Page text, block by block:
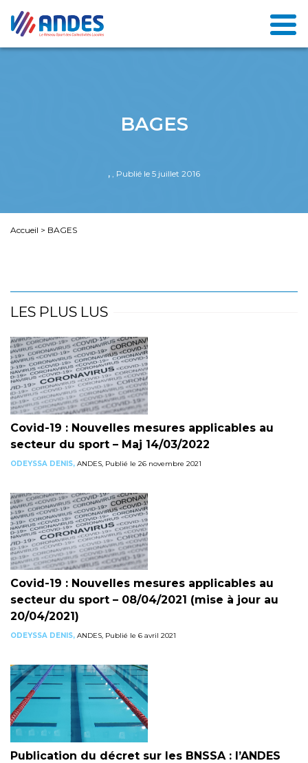
BAGES
, , Publié le 5 juillet 2016
Accueil > BAGES
LES PLUS LUS
Covid-19 : Nouvelles mesures applicables au
secteur du sport – Maj 14/03/2022
ODEYSSA DENIS, ANDES, Publié le 26 novembre 2021
Covid-19 : Nouvelles mesures applicables au
secteur du sport – 08/04/2021 (mise à jour au
20/04/2021)
ODEYSSA DENIS, ANDES, Publié le 6 avril 2021
Publication du décret sur les BNSSA : l’ANDES